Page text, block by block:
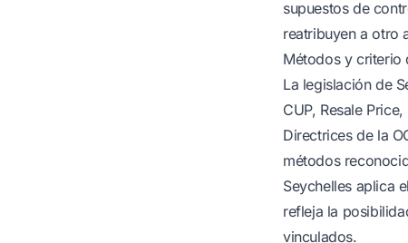
supuestos de
reatribuyen a otro
Métodos y criterio
La legislación de
CUP, Resale
Directrices de la
métodos
Seychelles aplica
refleja la
vinculados.